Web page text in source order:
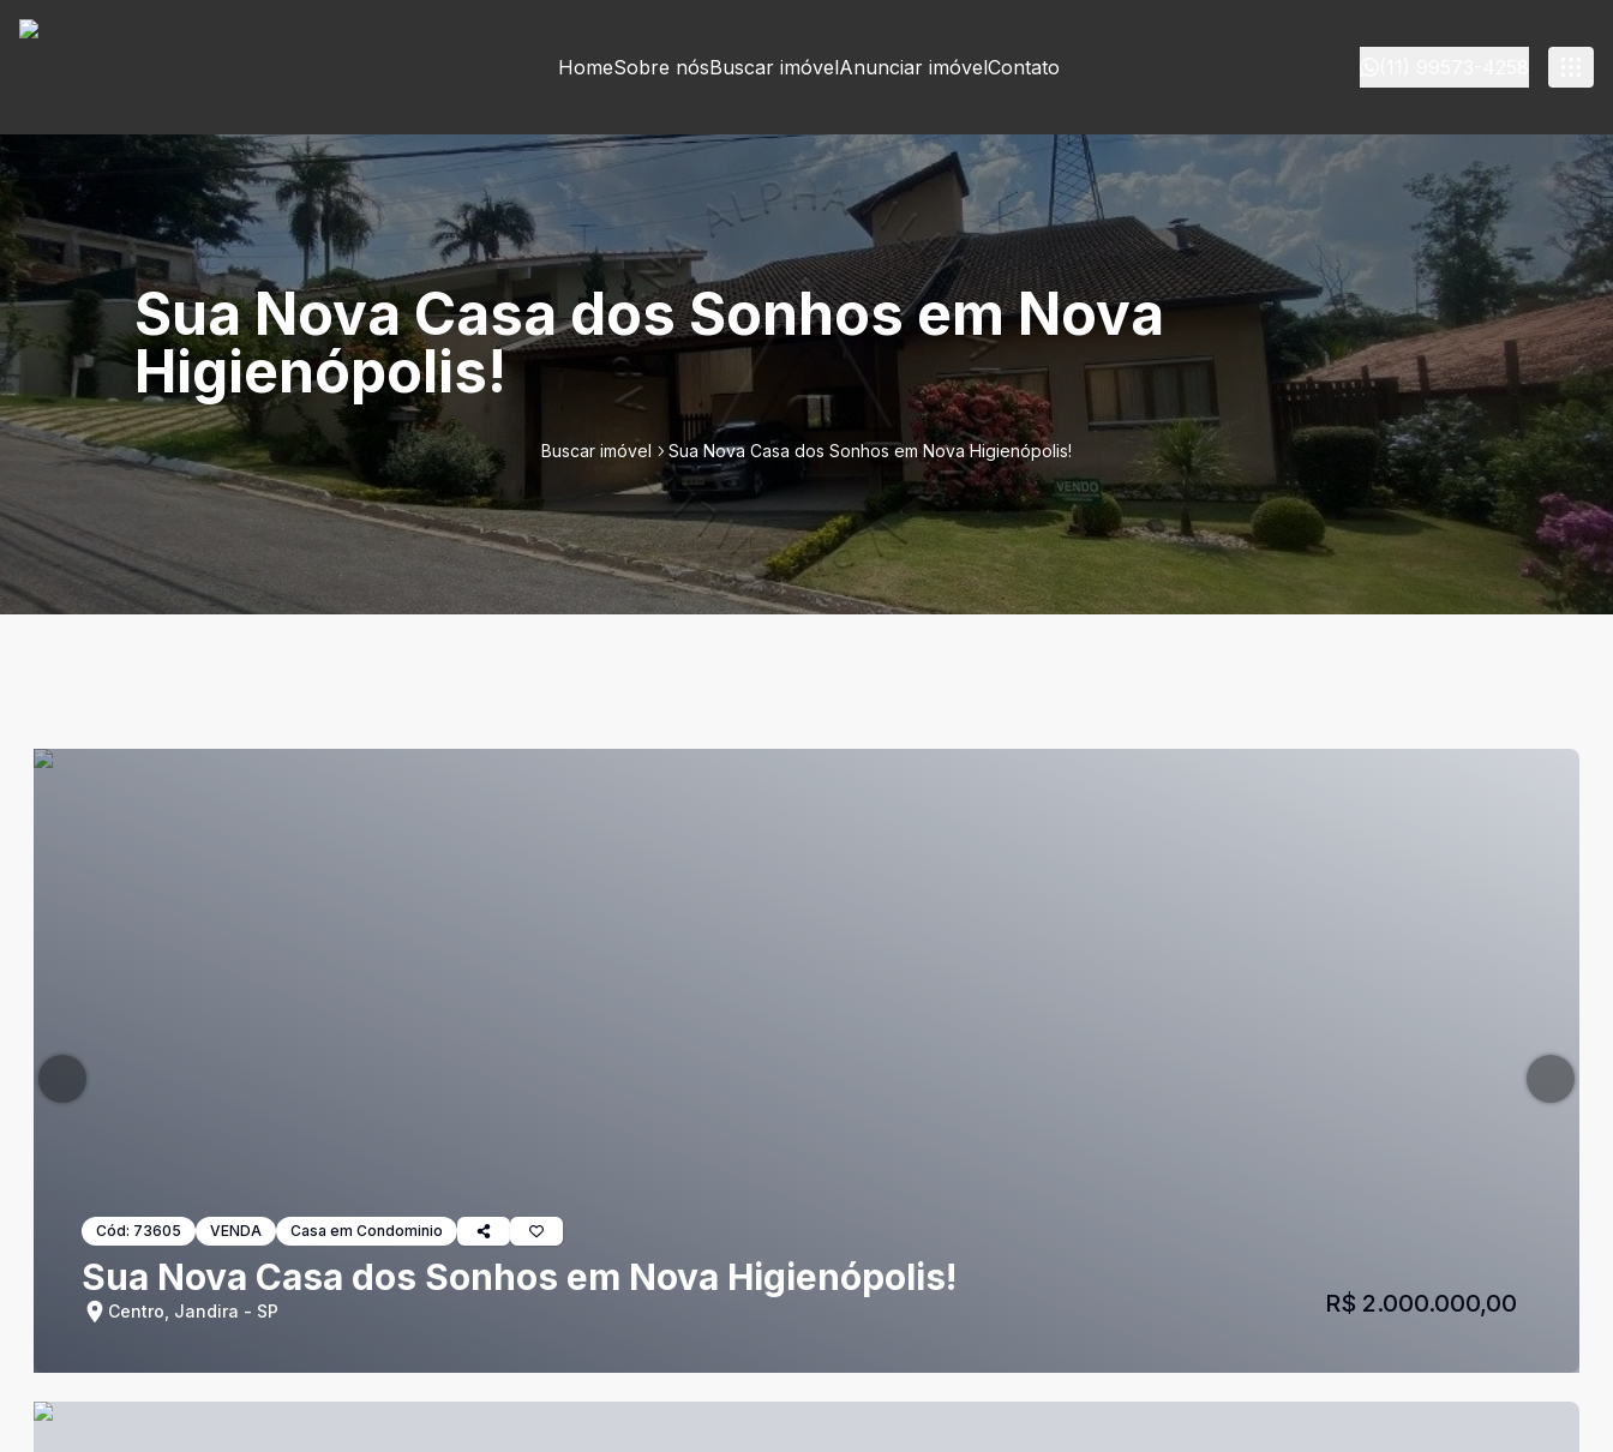
HomeSobre nósBuscar imóvelAnunciar imóvelContato
Sua Nova Casa dos Sonhos em Nova
Higienópolis!
Buscar imóvel Sua Nova Casa dos Sonhos em Nova Higienópolis!
Cód: 73605 VENDA Casa em Condominio
Sua Nova Casa dos Sonhos em Nova Higienópolis!
Centro, Jandira - SP R$ 2.000.000,00